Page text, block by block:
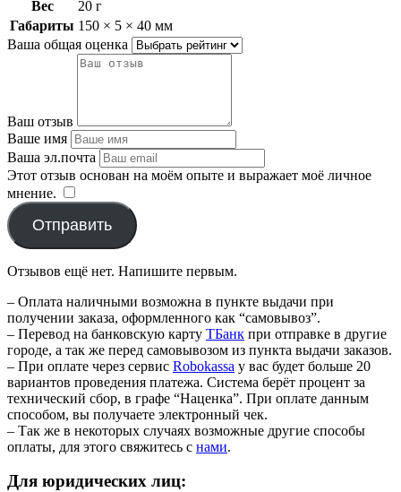
Вес
20 г
Габариты 150 × 5 × 40 мм
Ваша общая оценка
Ваш отзыв
Ваше имя
Ваша эл.почта
Этот отзыв основан на моём опыте и выражает моё личное
мнение.
Отправить
Отзывов ещё нет. Напишите первым.
– Оплата наличными возможна в пункте выдачи при
получении заказа, оформленного как “самовывоз”.
– Перевод на банковскую карту TБанк при отправке в другие
городе, а так же перед самовывозом из пункта выдачи заказов.
– При оплате через сервис Robokassa у вас будет больше 20
вариантов проведения платежа. Система берёт процент за
технический сбор, в графе “Наценка”. При оплате данным
способом, вы получаете электронный чек.
– Так же в некоторых случаях возможные другие способы
оплаты, для этого свяжитесь с нами.
Для юридических лиц: